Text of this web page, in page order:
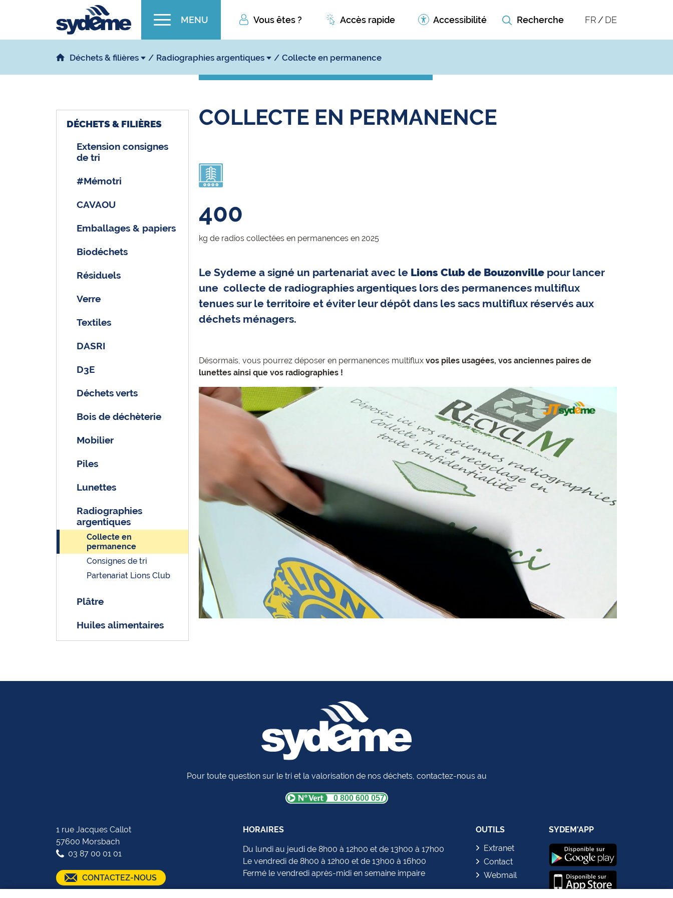
MENU Vous êtes ? Accès rapide Accessibilité FR DE
Déchets & filières Radiographies argentiques Collecte en permanence
COLLECTE EN PERMANENCE
400
kg de radios collectées en permanences en 2025
Le Sydeme a signé un partenariat avec le Lions Club de Bouzonville pour lancer
une collecte de radiographies argentiques lors des permanences multiflux
tenues sur le territoire et éviter leur dépôt dans les sacs multiflux réservés aux
déchets ménagers.
Désormais, vous pourrez déposer en permanences multiflux vos piles usagées, vos anciennes paires de
lunettes ainsi que vos radiographies !
DÉCHETS & FILIÈRES
Extension consignes
de tri
#Mémotri
CAVAOU
Emballages & papiers
Biodéchets
Résiduels
Verre
Textiles
DASRI
D3E
Déchets verts
Bois de déchèterie
Mobilier
Piles
Lunettes
Radiographies
argentiques
Collecte en
permanence
Consignes de tri
Partenariat Lions Club
Plâtre
Huiles alimentaires
Pour toute question sur le tri et la valorisation de nos déchets, contactez-nous au
0 800 600 057
1 rue Jacques Callot
57600 Morsbach
03 87 00 01 01
CONTACTEZ-NOUS
HORAIRES
Du lundi au jeudi de 8h00 à 12h00 et de 13h00 à 17h00
Le vendredi de 8h00 à 12h00 et de 13h00 à 16h00
Fermé le vendredi après-midi en semaine impaire
OUTILS
Extranet
Contact
Webmail
SYDEM'APP